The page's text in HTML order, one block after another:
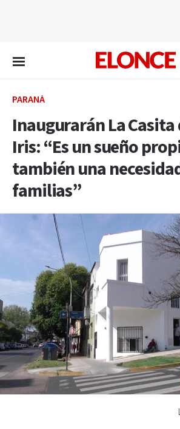
PARANÁ
Inaugurarán La Casita
Iris: “Es un sueño
también una
familias”